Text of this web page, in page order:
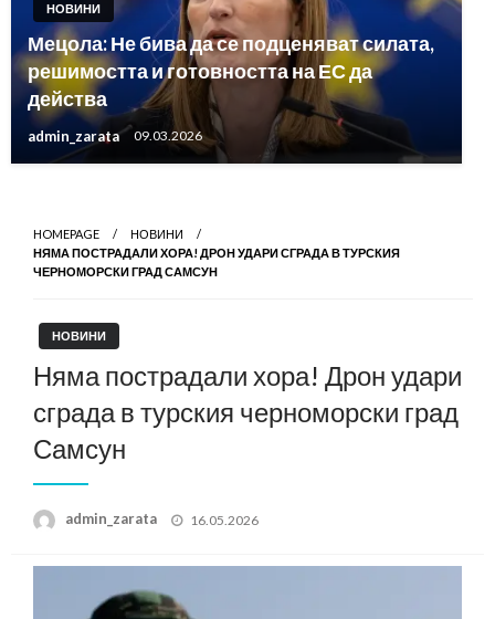
НОВИНИ
Мецола: Не бива да се подценяват силата,
решимостта и готовността на ЕС да
действа
admin_zarata 09.03.2026
HOMEPAGE
НОВИНИ
НЯМА ПОСТРАДАЛИ ХОРА! ДРОН УДАРИ СГРАДА В ТУРСКИЯ
ЧЕРНОМОРСКИ ГРАД САМСУН
НОВИНИ
Няма пострадали хора! Дрон удари
сграда в турския черноморски град
Самсун
admin_zarata
Posted
16.05.2026